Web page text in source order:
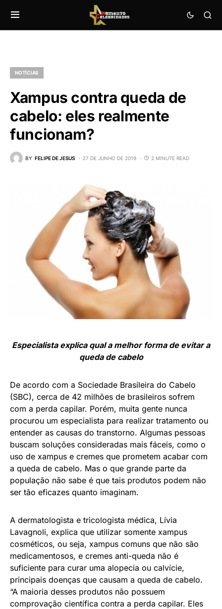
NOTÍCIAS
Xampus contra queda de
cabelo: eles realmente
funcionam?
BY FELIPE DE JESUS 27 DE JUNHO DE 2019 2 MINUTE READ
Especialista explica qual a melhor forma de evitar a
queda de cabelo
De acordo com a Sociedade Brasileira do Cabelo
(SBC), cerca de 42 milhões de brasileiros sofrem
com a perda capilar. Porém, muita gente nunca
procurou um especialista para realizar tratamento ou
entender as causas do transtorno. Algumas pessoas
buscam soluções consideradas mais fáceis, como o
uso de xampus e cremes que prometem acabar com
a queda de cabelo. Mas o que grande parte da
população não sabe é que tais produtos podem não
ser tão eficazes quanto imaginam.
A dermatologista e tricologista médica, Lívia
Lavagnoli, explica que utilizar somente xampus
cosméticos, ou seja, xampus comuns que não são
medicamentosos, e cremes anti-queda não é
suficiente para curar uma alopecia ou calvície,
principais doenças que causam a queda de cabelo.
“A maioria desses produtos não possuem
comprovação científica contra a perda capilar. Eles